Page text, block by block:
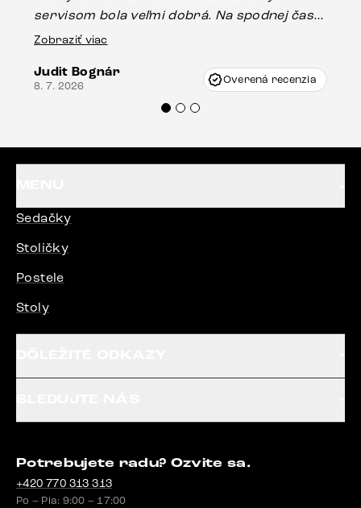
servisom bola veľmi dobrá. Na spodnej časti
stola bolo malé poškodenie, pravdepodobne
Vincze pri riešení mojej záležitosti pristúpili
veľmi korektne. Odporúčam produkty Delife
Zobraziť viac
Judit Bognár
8. 7. 2026 Overená recenzia
Sedačky
Stoličky
Postele
Stoly
Potrebujete radu? Ozvite sa.
+420 770 313 313
Po – Pia: 9:00 – 17:00